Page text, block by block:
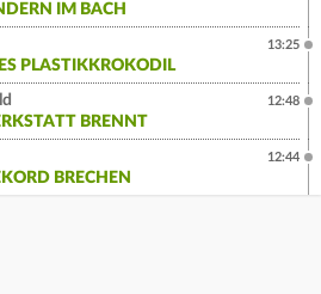
IM BACH
PLASTIKKROKODIL
13:25
BRENNT
12:48
BRECHEN
12:44